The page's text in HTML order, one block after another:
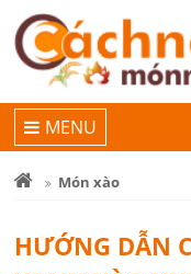
MENU
Món xào
HƯỚNG DẪN